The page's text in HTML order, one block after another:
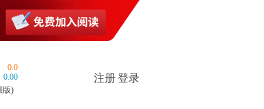
0.0
0.00
版)
注册登录